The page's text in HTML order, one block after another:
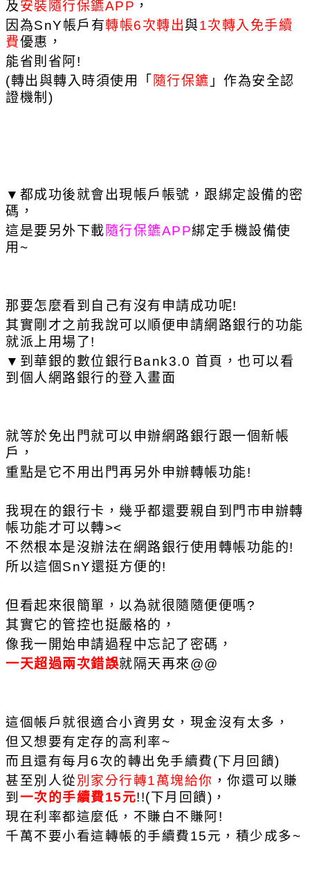
及安裝隨行保鑣APP ，
因為SnY帳戶有轉帳6次轉出與1次轉入免手續
費優惠，
能省則省阿!
(轉出與轉入時須使用「 隨行保鑣 」作為安全認
證機制)
▼ 都成功後就會出現帳戶帳號，跟綁定設備的密
碼，
這是要另外下載 隨行保鑣APP綁定手機設備使
用~
那要怎麼看到自己有沒有申請成功呢!
其實剛才之前我說可以順便申請網路銀行的功能
就派上用場了!
▼ 到華銀的數位銀行Bank3.0 首頁，也可以看
到個人網路銀行的登入畫面
就等於免出門就可以申辦網路銀行跟一個新帳
戶，
重點是它不用出門再另外申辦轉帳功能!
我現在的銀行卡，幾乎都還要親自到門市申辦轉
帳功能才可以轉><
不然根本是沒辦法在網路銀行使用轉帳功能的!
所以這個SnY還挺方便的!
但看起來很簡單，以為就很隨隨便便嗎?
其實它的管控也挺嚴格的，
像我一開始申請過程中忘記了密碼，
一天超過兩次錯誤就隔天再來@@
這個帳戶就很適合小資男女，現金沒有太多，
但又想要有定存的高利率~
而且還有每月6次的轉出免手續費(下月回饋)
甚至別人從別家分行轉1萬塊給你 ，你還可以賺
到 一次的手續費15元!!(下月回饋)，
現在利率都這麼低，不賺白不賺阿!
千萬不要小看這轉帳的手續費15元，積少成多~